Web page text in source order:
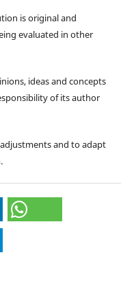
is original and
evaluated in other
ideas and concepts
of its author
and to adapt